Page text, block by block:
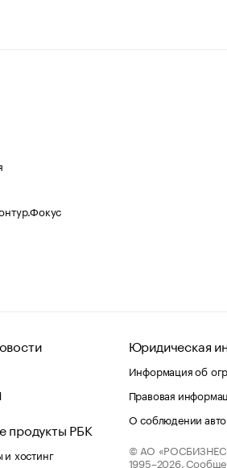
продукты РБК
хостинг
Юридическая
Информация об
Правовая
О соблюдении
© АО
1995–2026.